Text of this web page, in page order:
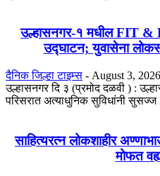
उल्हासनगर-१ मधील FIT
उद्घाटन; युवासेना
दैनिक जिल्हा टाइम्स - August 3, 2026
उल्हासनगर दि ३ (प्रमोद दळवी ) :
परिसरात अत्याधुनिक सुविधांनी
साहित्यरत्न लोकशाहीर
मोफत